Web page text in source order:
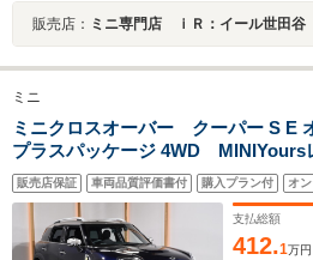
販売店： ミニ専門店 ｉＲ：イール世田谷
ミニ
ミニクロスオーバー クーパー S E
プラスパッケージ 4WD MINIYours
ティブクルコン 前後障害物センサー
19インチアルミホイール 純正ナビ
レスチャージETC2.0整備付
販売店保証 車両品質評価書付 購入プラン付 オ
支払総額
412.1万円